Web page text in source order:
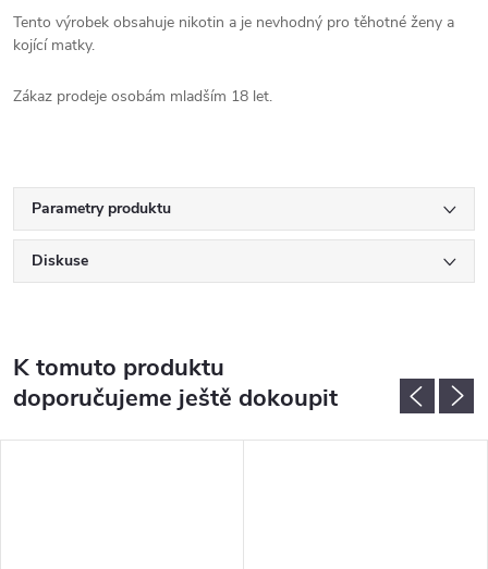
Tento výrobek obsahuje nikotin a je nevhodný pro těhotné ženy a
kojící matky.
Zákaz prodeje osobám mladším 18 let.
Parametry produktu
Diskuse
K tomuto produktu
doporučujeme ještě dokoupit